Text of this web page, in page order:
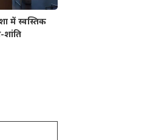
में स्वस्तिक